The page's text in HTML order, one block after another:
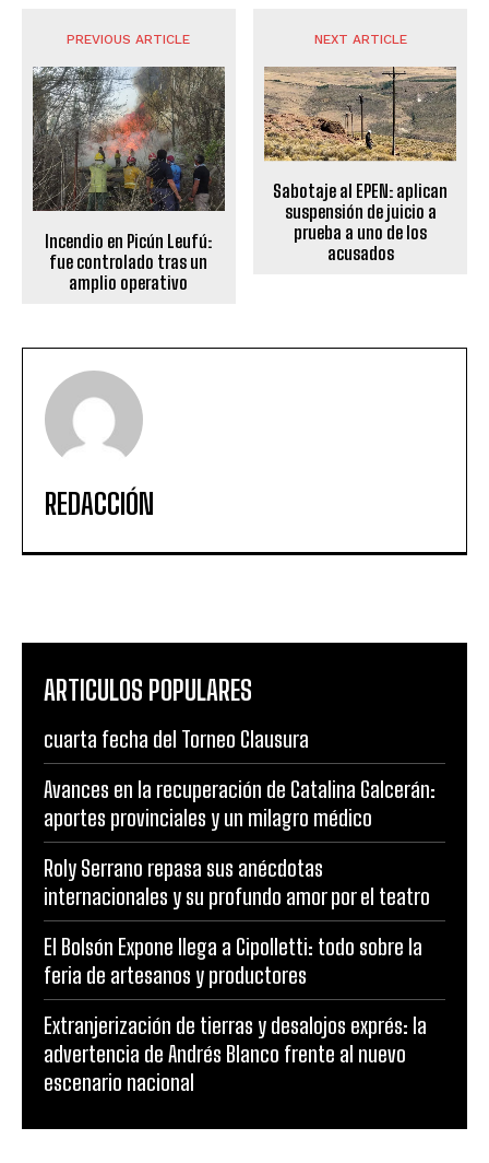
PREVIOUS ARTICLE
Incendio en Picún Leufú:
fue controlado tras un
amplio operativo
NEXT ARTICLE
Sabotaje al EPEN: aplican
suspensión de juicio a
prueba a uno de los
acusados
REDACCIÓN
ARTICULOS POPULARES
cuarta fecha del Torneo Clausura
Avances en la recuperación de Catalina Galcerán:
aportes provinciales y un milagro médico
Roly Serrano repasa sus anécdotas
internacionales y su profundo amor por el teatro
El Bolsón Expone llega a Cipolletti: todo sobre la
feria de artesanos y productores
Extranjerización de tierras y desalojos exprés: la
advertencia de Andrés Blanco frente al nuevo
escenario nacional